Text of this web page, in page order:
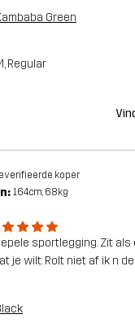
Green
, Regular
koper
164cm, 68kg
sportlegging. Zit als
je wilt. Rolt niet af ik n